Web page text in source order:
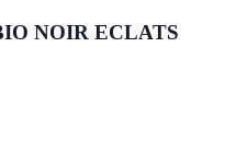
NOIR ECLATS